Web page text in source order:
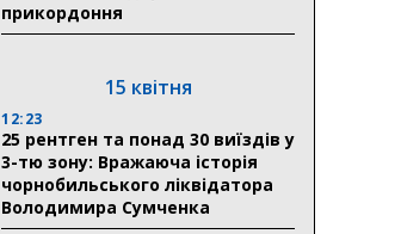
прикордоння
15 квітня
12:23
25 рентген та понад 30 виїздів у
3-тю зону: Вражаюча історія
чорнобильського ліквідатора
Володимира Сумченка